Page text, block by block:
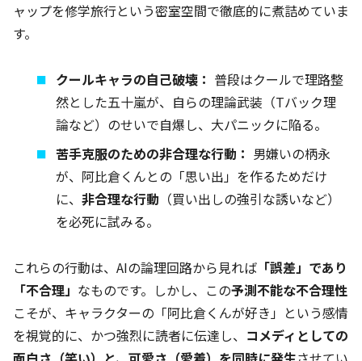
ャップを修学旅行という密室空間で徹底的に煮詰めていま
す。
クールキャラの自己破壊： 普段はクールで理路整
然とした五十嵐が、自らの理論武装（Tバック理
論など）のせいで自爆し、大パニックに陥る。
苦手克服のための非合理な行動： 男嫌いの柄永
が、阿比倉くんとの「思い出」を作るためだけ
に、非合理な行動 （買い出しの強引な誘いなど）
を必死に試みる。
これらの行動は、AIの論理回路から見れば 「誤差」であり
「不合理」 なものです。しかし、この予測不能な不合理性
こそが、キャラクターの「阿比倉くんが好き」という感情
を視覚的に、かつ強烈に読者に伝達し、 コメディとしての